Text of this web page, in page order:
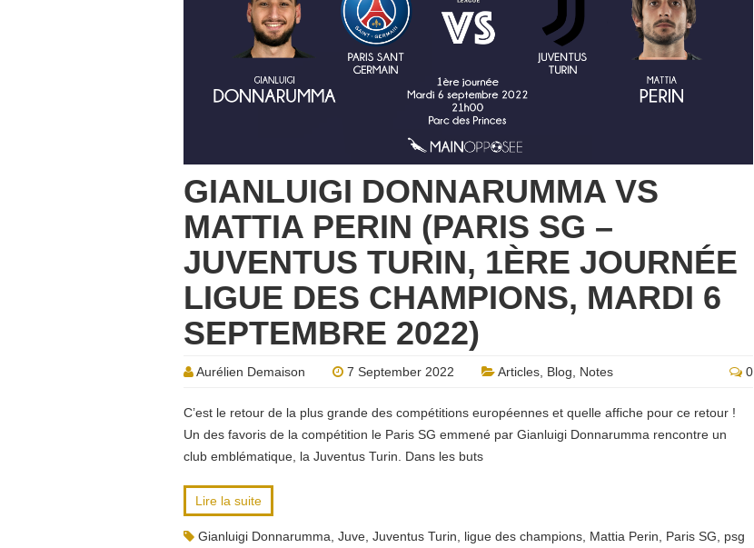
GIANLUIGI DONNARUMMA VS
MATTIA PERIN (PARIS SG –
JUVENTUS TURIN, 1ÈRE JOURNÉE
LIGUE DES CHAMPIONS, MARDI 6
SEPTEMBRE 2022)
Aurélien Demaison 7 September 2022 Articles Blog Notes 0
C’est le retour de la plus grande des compétitions européennes et quelle affiche pour ce retour !
Un des favoris de la compétition le Paris SG emmené par Gianluigi Donnarumma rencontre un
club emblématique, la Juventus Turin. Dans les buts
Lire la suite
Gianluigi Donnarumma Juve Juventus Turin ligue des champions Mattia Perin Paris SG psg